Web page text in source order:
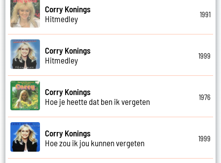
Corry Konings
Hitmedley
1991
Corry Konings
Hitmedley
1999
Corry Konings
Hoe je heette dat ben ik vergeten
1976
Corry Konings
Hoe zou ik jou kunnen vergeten
1999